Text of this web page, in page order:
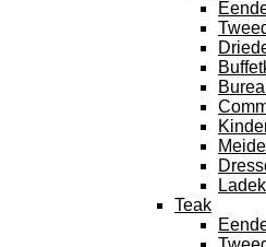
Teak